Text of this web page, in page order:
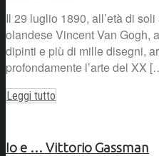
Il 29 luglio 1890, all’età di
olandese Vincent Van Gogh,
dipinti e più di mille disegni,
profondamente l’arte del XX
Leggi tutto
Io e … Vittorio Gassman